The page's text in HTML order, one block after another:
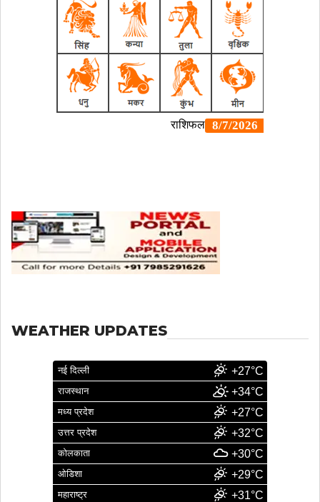
WEATHER UPDATES
नई दिल्ली +27°C
राजस्थान +34°C
मध्य प्रदेश +27°C
उत्तर प्रदेश +32°C
कोलकाता +30°C
ओडिशा +29°C
महाराष्ट्र +31°C